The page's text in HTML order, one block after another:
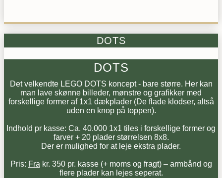
DOTS
DOTS
Det velkendte LEGO DOTS koncept - bare større. Her kan
man lave skønne billeder, mønstre og grafikker med
forskellige former af 1x1 dækplader (De flade klodser, altså
uden en knop på toppen).
Indhold pr kasse: Ca. 40.000 1x1 tiles i forskellige former og
farver + 20 plader størrelsen 8x8.
Der er mulighed for at leje ekstra plader.
Pris: Fra kr. 350 pr. kasse (+ moms og fragt) – armbånd og
flere plader kan lejes seperat.